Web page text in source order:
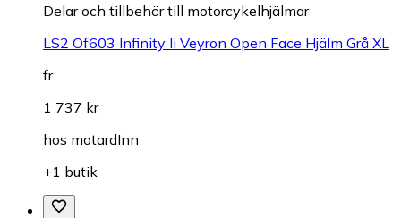
Delar och tillbehör till motorcykelhjälmar
LS2 Of603 Infinity Ii Veyron Open Face Hjälm Grå XL
fr.
1 737 kr
hos motardInn
+1 butik